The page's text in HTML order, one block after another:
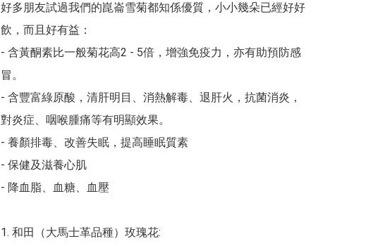
好多朋友試過我們的崑崙雪菊都知係優質，小小幾朵已經好好
飲，而且好有益：
- 含黃酮素比一般菊花高2 - 5倍，增強免疫力，亦有助預防感
冒。
- 含豐富綠原酸，清肝明目、消熱解毒、退肝火，抗菌消炎，
對炎症、咽喉腫痛等有明顯效果。
- 養顏排毒、改善失眠，提高睡眠質素
- 保健及滋養心肌
- 降血脂、血糖、血壓
1. 和田（大馬士革品種）玫瑰花: